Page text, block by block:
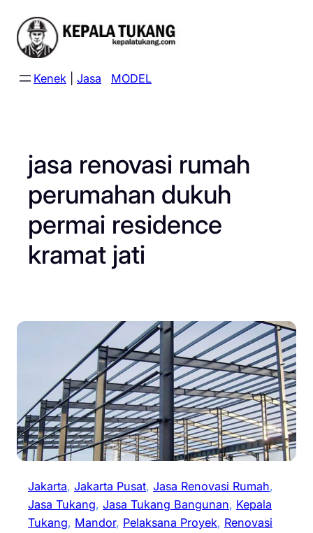
content
Kenek Jasa MODEL
jasa renovasi rumah
perumahan dukuh
permai residence
kramat jati
Jakarta, Jakarta Pusat, Jasa Renovasi Rumah
Jasa Tukang, Jasa Tukang Bangunan, Kepala
Tukang, Mandor, Pelaksana Proyek, Renovasi